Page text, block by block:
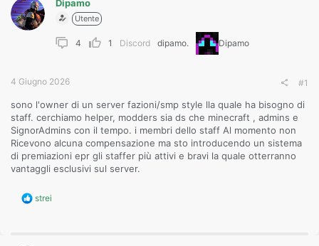
Dipamo
Utente
4 1 Discord dipamo. Dipamo
4 Giugno 2026 #1
sono l'owner di un server fazioni/smp style lla quale ha bisogno di
staff. cerchiamo helper, modders sia ds che minecraft , admins e
SignorAdmins con il tempo. i membri dello staff Al momento non
Ricevono alcuna compensazione ma sto introducendo un sistema
di premiazioni epr gli staffer più attivi e bravi la quale otterranno
vantaggli esclusivi sul server.
R
strei